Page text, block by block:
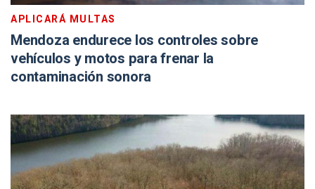
APLICARÁ MULTAS
Mendoza endurece los controles sobre
vehículos y motos para frenar la
contaminación sonora